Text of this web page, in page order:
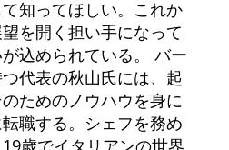
知ってほしい。これか
を開く担い手になって
込められている。 バー
代表の秋山氏には、起
ためのノウハウを身に
職する。シェフを務め
歳でイタリアンの世界